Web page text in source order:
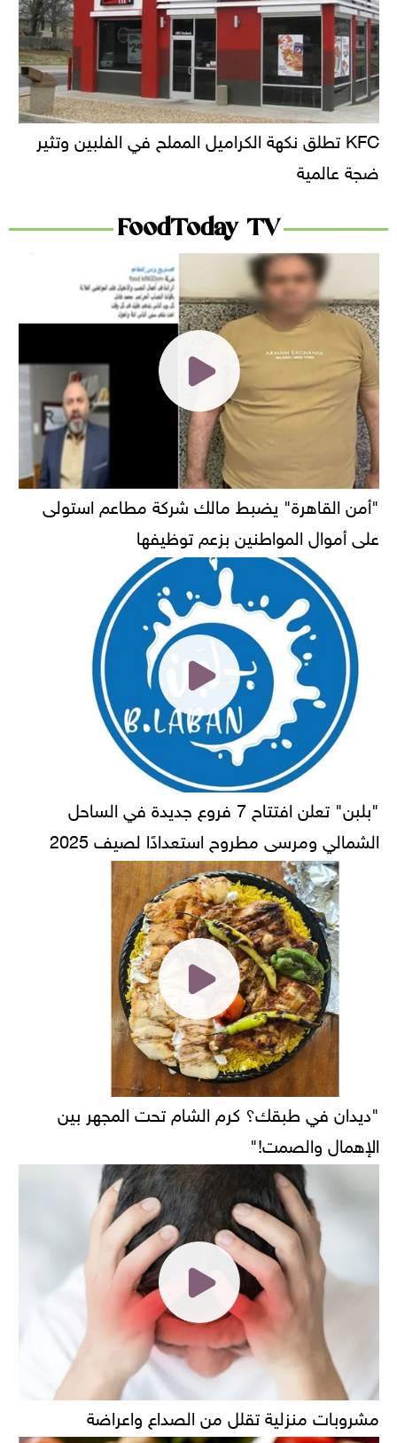
KFC تطلق نكهة الكراميل المملح في الفلبين وتثير
ضجة عالمية
FoodToday TV
"أمن القاهرة" يضبط مالك شركة مطاعم استولى
على أموال المواطنين بزعم توظيفها
"بلبن" تعلن افتتاح 7 فروع جديدة في الساحل
الشمالي ومرسى مطروح استعدادًا لصيف 2025
"ديدان في طبقك؟ كرم الشام تحت المجهر بين
الإهمال والصمت!"
مشروبات منزلية تقلل من الصداع واعراضة